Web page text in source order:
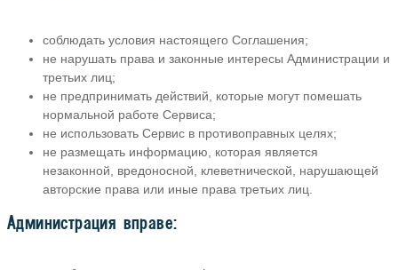
соблюдать условия настоящего Соглашения;
не нарушать права и законные интересы Администрации и
третьих лиц;
не предпринимать действий, которые могут помешать
нормальной работе Сервиса;
не использовать Сервис в противоправных целях;
не размещать информацию, которая является
незаконной, вредоносной, клеветнической, нарушающей
авторские права или иные права третьих лиц.
Администрация вправе: